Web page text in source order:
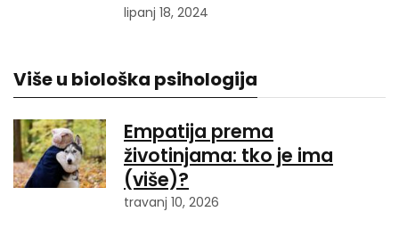
lipanj 18, 2024
Više u biološka psihologija
Empatija prema
životinjama: tko je ima
(više)?
travanj 10, 2026